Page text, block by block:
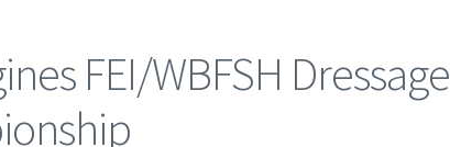
FEI/WBFSH Dressage